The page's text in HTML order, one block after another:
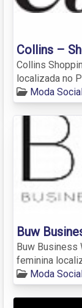
Collins –
Collins
localizada no
Moda
Buw
Buw Business
feminina
Moda